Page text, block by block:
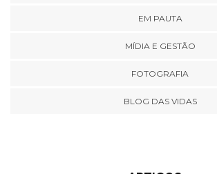
EM PAUTA
MÍDIA E GESTÃO
FOTOGRAFIA
BLOG DAS VIDAS